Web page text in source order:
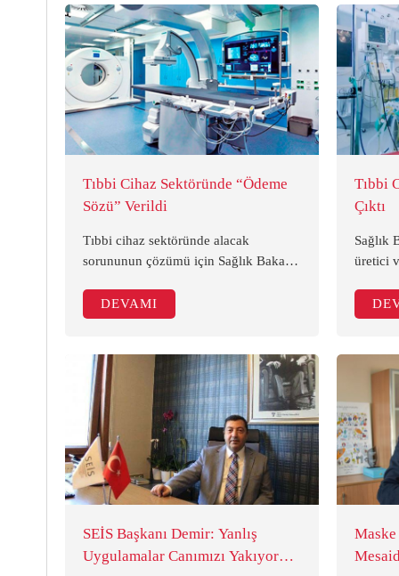
endüstrileri (tıbbi sarf malzemeleri,
tıbbi cihazlar, büyük elektronik
görüntüleme sistemleri vb.) sektöründe
kurulacak.
Tıbbi Cihaz Sektöründe “Ödeme
Sözü” Verildi
Tıbbi cihaz sektöründe alacak
sorununun çözümü için Sağlık Bakanı
temsilcileri birikmiş alacakların 27
Aralık'tan itibaren ödeneceğinin
DEVAMI
Tıbbi
Çıktı
Sağlık
üretici
bu
kaos
SEİS Başkanı Demir: Yanlış
Uygulamalar Canımızı Yakıyor